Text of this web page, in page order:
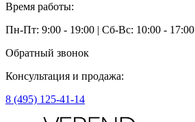
Время работы:
Пн-Пт: 9:00 - 19:00 | Сб-Вс: 10:00 - 17:00
Обратный звонок
Консультация и продажа:
8 (495) 125-41-14